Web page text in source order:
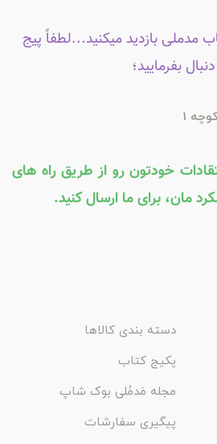
مدملی بازدید میکنید...لطفاً پیج
بفرمایید؛
1
خودتون رو از طریق راه های
مان، برای ما ارسال کنید.
دسته بندی کالاها
پکیج کتاب
مجله مَدمُلی بوک شاپ
پیگیری سفارشات